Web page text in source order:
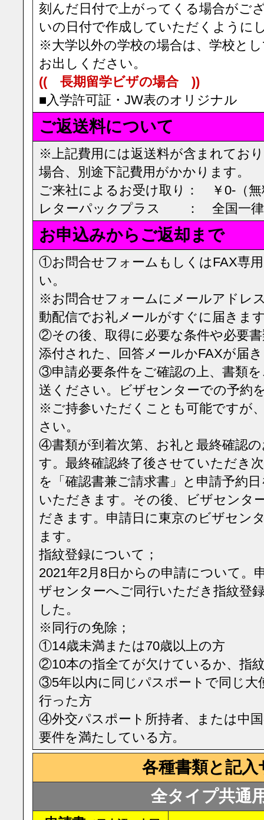
刻んだ日付で上がってくる場合がご
いの日付で作成していただくように
※大学以外の学校の場合は、学校と
お出しください。
(( 長期留学ビザの場合 ))
■入学許可証・JW表のオリジナル
ご返送料について
※上記費用には返送料が含まれてお
場合、別途下記費用がかかります。
ご来社によるお受け取り： ￥0-（無
レターパックプラス ： 全国一律
お申込みからご返却まで
①お問合せフォームもしくはFAX専
い。
※お問合せフォームにメールアドレ
動配信でお礼メールがすぐに届きま
②その後、取得に必要な条件や必要
添付された、回答メールかFAXが届
③申請必要条件をご確認の上、書類
送ください。ビザセンターでの予約
※ご持参いただくことも可能ですが
さい。
④書類が到着次第、お礼と最終確認
す。最終確認終了後させていただき
を「確認書兼ご請求書」と申請予約
いただきます。その後、ビザセンタ
だきます。申請日に東京のビザセン
ます。
指紋登録について；
2021年2月8日からの申請について。
ザセンターへご同行いただき指紋登
した。
※同行の免除；
①14歳未満または70歳以上の方
②10本の指全てが欠けているか、指
③5年以内に同じパスポートで同じ大
行った方
④外交パスポート所持者、または中
要件を満たしている方。
各種書類と記
全タイプ共通